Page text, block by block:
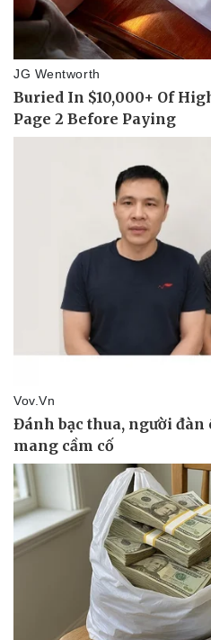
Doanh nghiệp
Thông tin doanh nghiệp
Doanh nghiệp 24h
Doanh nhân
Vì cộng đồng